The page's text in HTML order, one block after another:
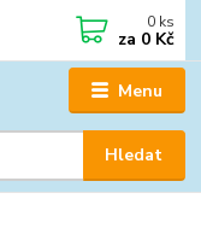
Menu
Hledat
0 ks
za 0 Kč